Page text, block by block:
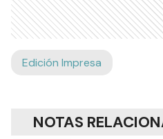
Edición Impresa
NOTAS